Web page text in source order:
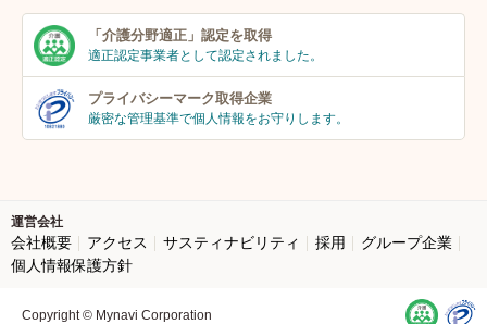
「介護分野適正」 認定を取得
適正認定事業者として認定されました。
プライバシーマーク取得企業
厳密な管理基準で個人情報をお守りします。
運営会社
会社概要 アクセス サスティナビリティ 採用
グループ企業
個人情報保護方針
Copyright © Mynavi Corporation